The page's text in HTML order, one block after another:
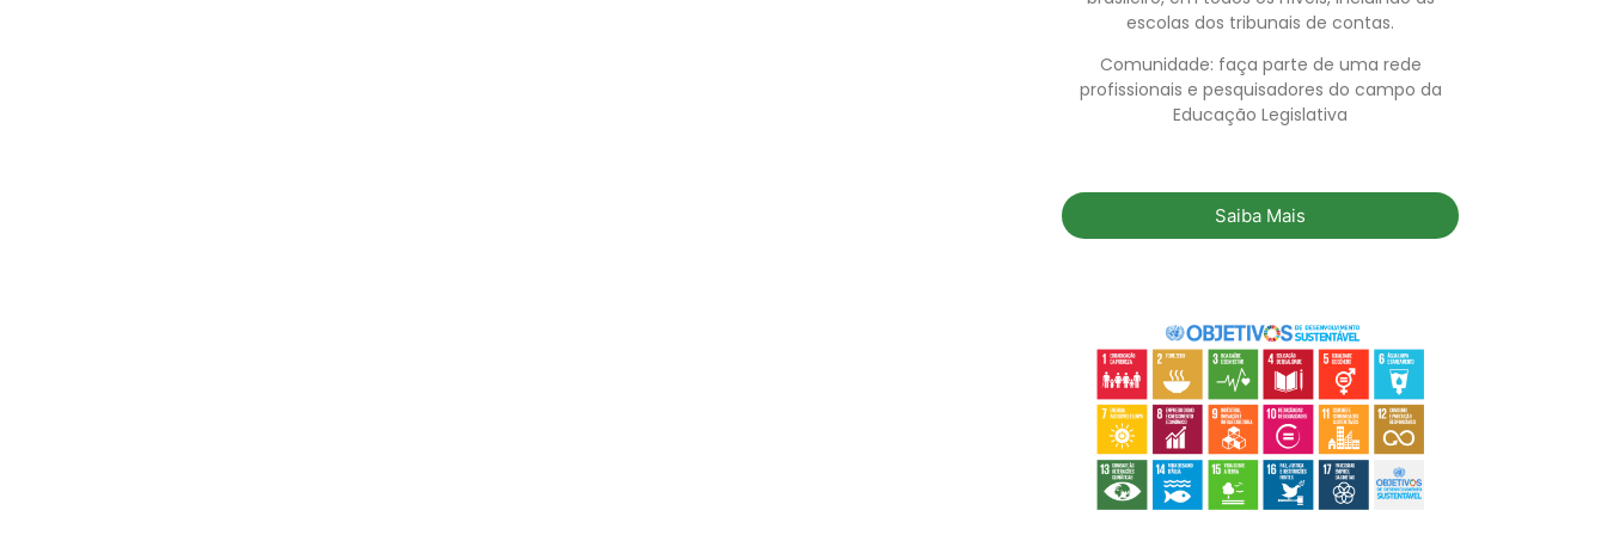
escolas dos tribunais de contas.
Comunidade: faça parte de uma rede
profissionais e pesquisadores do campo da
Educação Legislativa
Saiba Mais